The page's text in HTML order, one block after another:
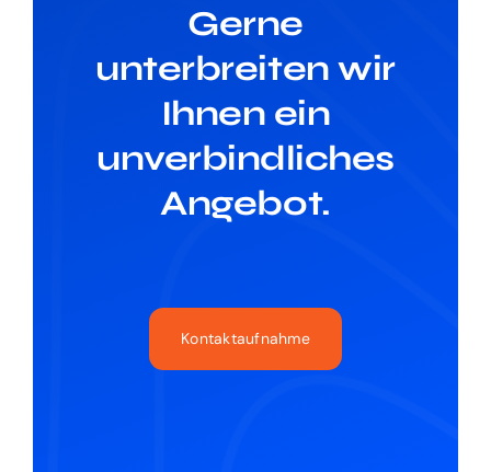
Gerne
unterbreiten wir
Ihnen ein
unverbindliches
Angebot.
Kontaktaufnahme